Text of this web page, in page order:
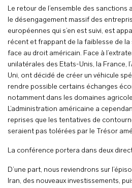
Le retour de l’ensemble des sanctions
le désengagement massif des
européennes qui s’en est suivi, est
récent et frappant de la faiblesse de
face au droit américain. Face à
unilatérales des Etats-Unis, la France,
Uni, ont décidé de créer un véhicule
rendre possible certains échanges
notamment dans les domaines
L’administration américaine a
reprises que les tentatives de
seraient pas tolérées par le Trésor
La conférence portera dans deux
D’une part, nous reviendrons sur
Iran, des nouveaux investissements,